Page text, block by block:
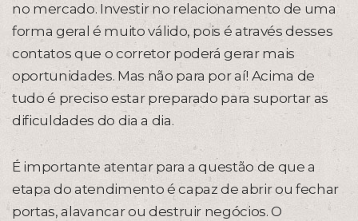
no mercado. Investir no relacionamento de uma
forma geral é muito válido, pois é através desses
contatos que o corretor poderá gerar mais
oportunidades. Mas não para por aí! Acima de
tudo é preciso estar preparado para suportar as
dificuldades do dia a dia.
É importante atentar para a questão de que a
etapa do atendimento é capaz de abrir ou fechar
portas, alavancar ou destruir negócios. O